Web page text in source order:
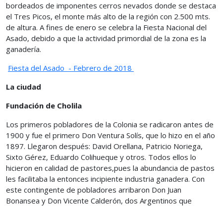
bordeados de imponentes cerros nevados donde se destaca
el Tres Picos, el monte más alto de la región con 2.500 mts.
de altura. A fines de enero se celebra la Fiesta Nacional del
Asado, debido a que la actividad primordial de la zona es la
ganadería.
Fiesta del Asado - Febrero de 2018
La ciudad
Fundación de Cholila
Los primeros pobladores de la Colonia se radicaron antes de
1900 y fue el primero Don Ventura Solís, que lo hizo en el año
1897. Llegaron después: David Orellana, Patricio Noriega,
Sixto Gérez, Eduardo Colihueque y otros. Todos ellos lo
hicieron en calidad de pastores,pues la abundancia de pastos
les facilitaba la entonces incipiente industria ganadera. Con
este contingente de pobladores arribaron Don Juan
Bonansea y Don Vicente Calderón, dos Argentinos que